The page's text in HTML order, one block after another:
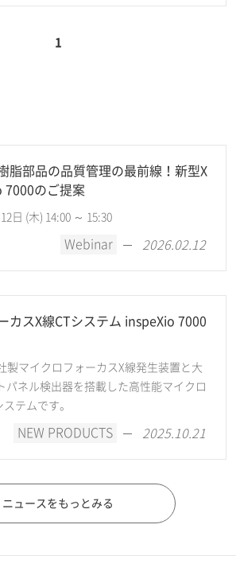
1
脂部品の品質管理の最前線！新型X
7000のご提案
日 (木) 14:00 ～ 15:30
Webinar 2026.02.12
カスX線CTシステム inspeXio 7000
製マイクロフォーカスX線発生装置と大
パネル検出器を搭載した高性能マイクロ
テムです。
NEW PRODUCTS 2025.10.21
ニュースをもっとみる